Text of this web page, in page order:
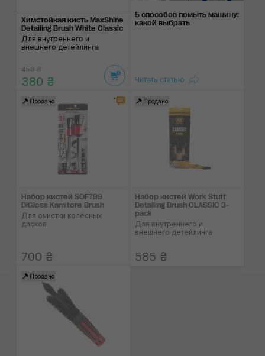
Химстойкая кисть MaxShine
Detailing Brush White Classic
Для внутреннего и
внешнего детейлинга
450 ₴
380 ₴
5 способов помыть машину:
какой выбрать
Читать статью
Продано 1
Набор кистей SOFT99
DiGloss Kamitore Brush
Для очистки колёсных
дисков
700 ₴
Продано
Набор кистей Work Stuff
Detailing Brush CLASSIC 3-
pack
Для внутреннего и
внешнего детейлинга
585 ₴
Продано